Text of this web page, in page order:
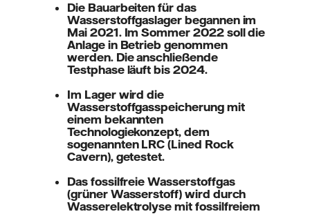
Die Bauarbeiten für das
Wasserstoffgaslager begannen im
Mai 2021. Im Sommer 2022 soll die
Anlage in Betrieb genommen
werden. Die anschließende
Testphase läuft bis 2024.
Im Lager wird die
Wasserstoffgasspeicherung mit
einem bekannten
Technologiekonzept, dem
sogenannten LRC (Lined Rock
Cavern), getestet.
Das fossilfreie Wasserstoffgas
(grüner Wasserstoff) wird durch
Wasserelektrolyse mit fossilfreiem